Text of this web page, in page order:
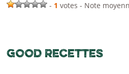
- 1 votes - Note
GOOD RECETTES